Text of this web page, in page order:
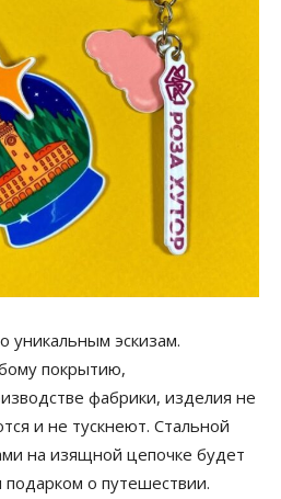
уникальным эскизам.
покрытию,
фабрики, изделия не
и не тускнеют. Стальной
на изящной цепочке будет
о путешествии.